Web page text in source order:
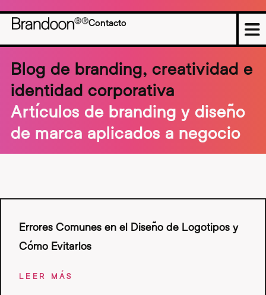
Contacto
Blog de branding, creatividad e
identidad corporativa
Artículos de branding y diseño
de marca aplicados a negocio
Errores Comunes en el Diseño de Logotipos y
Cómo Evitarlos
LEER MÁS